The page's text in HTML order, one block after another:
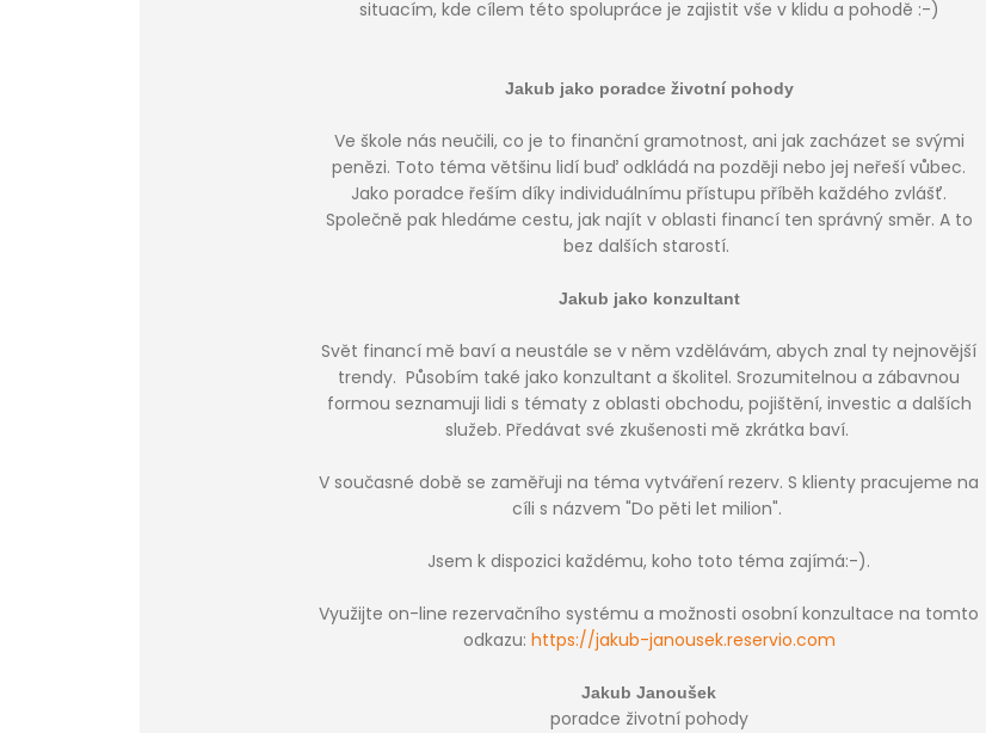
situacím, kde cílem této spolupráce je zajistit vše v klidu a pohodě :-)
Jakub jako poradce životní pohody
Ve škole nás neučili, co je to finanční gramotnost, ani jak zacházet se svými
penězi. Toto téma většinu lidí buď odkládá na později nebo jej neřeší vůbec.
Jako poradce řeším díky individuálnímu přístupu příběh každého zvlášť.
Společně pak hledáme cestu, jak najít v oblasti financí ten správný směr. A to
bez dalších starostí.
Jakub jako konzultant
Svět financí mě baví a neustále se v něm vzdělávám, abych znal ty nejnovější
trendy. Působím také jako konzultant a školitel. Srozumitelnou a zábavnou
formou seznamuji lidi s tématy z oblasti obchodu, pojištění, investic a dalších
služeb. Předávat své zkušenosti mě zkrátka baví.
V současné době se zaměřuji na téma vytváření rezerv. S klienty pracujeme na
cíli s názvem "Do pěti let milion".
Jsem k dispozici každému, koho toto téma zajímá:-).
Využijte on-line rezervačního systému a možnosti osobní konzultace na tomto
odkazu: https://jakub-janousek.reservio.com
Jakub Janoušek
poradce životní pohody